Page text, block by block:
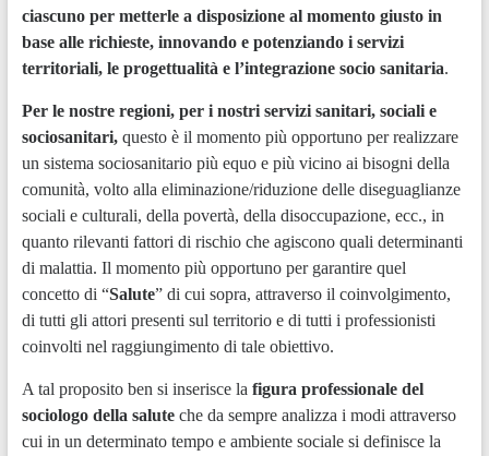
ciascuno per metterle a disposizione al momento giusto in
base alle richieste, innovando e potenziando i servizi
territoriali, le progettualità e l’integrazione socio sanitaria.
Per le nostre regioni, per i nostri servizi sanitari, sociali e
sociosanitari,questo è il momento più opportuno per realizzare
un sistema sociosanitario più equo e più vicino ai bisogni della
comunità, volto alla eliminazione/riduzione delle diseguaglianze
sociali e culturali, della povertà, della disoccupazione, ecc., in
quanto rilevanti fattori di rischio che agiscono quali determinanti
di malattia. Il momento più opportuno per garantire quel
concetto di “Salute” di cui sopra, attraverso il coinvolgimento,
di tutti gli attori presenti sul territorio e di tutti i professionisti
coinvolti nel raggiungimento di tale obiettivo.
A tal proposito ben si inserisce la figura professionale del
sociologo della saluteche da sempre analizza i modi attraverso
cui in un determinato tempo e ambiente sociale si definisce la